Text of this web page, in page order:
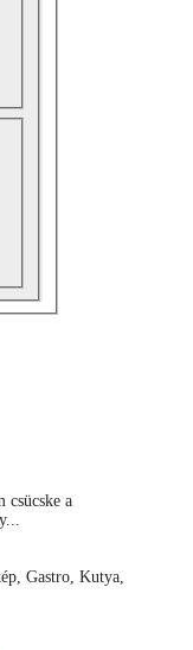
csücske a
Gastro, Kutya,